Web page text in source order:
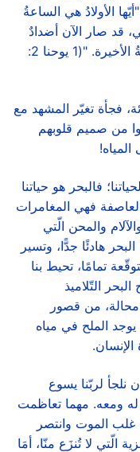
الأولادُ هي الساعةُ
قد صار الآن أضدادٌ
للمسيحِ كثيرون. من هنا نعلمُ أنّها الساعةُ الأخيرة. "(1 يوحنا 2:
فجأة تغيّر المشهد مع
من صميم قلوبهم
فالبحر هو حياتنا
فهي المغامرات
والمحن الّتي
هادئًا جدًّا، وتسير
تمامًا، تحيط بنا
التّلاميذ
من قصور
يوجد الملح في مياه
نلجأ لربّنا يسوع
له ومعه. مهما تعاظمت
غلب الموت وانتصر
الّتي لا تُنزَع منّا، أمَا